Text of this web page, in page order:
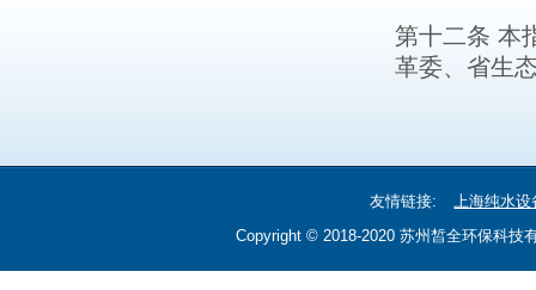
第十二条 本
革委、省生
友情链接:
上海纯水设
Copyright © 2018-2020 苏州皙全环保科技